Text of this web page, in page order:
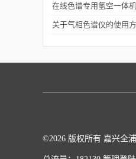
方法很简单，一看就会
在线色谱专用氢空一体机
结构原理与现场应用浅析
关于气相色谱仪的使用方
©2026 版权所有 嘉兴全